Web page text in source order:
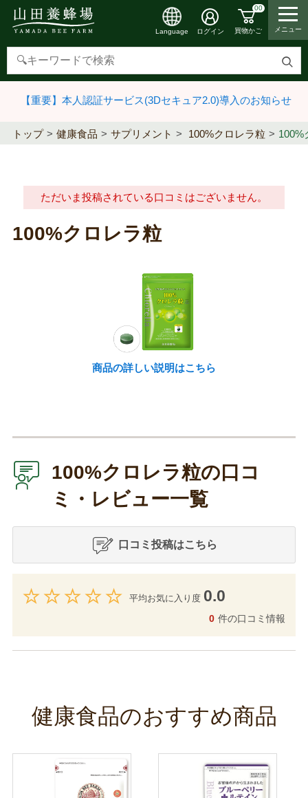
検
す
Language ログイン
00
買物かご メニュー
【重要】本人認証サービス(3Dセキュア2.0)導入のお知らせ
トップ 健康食品 サプリメント 100%クロレラ粒 100%
ただいま投稿されている口コミはございません。
100%クロレラ粒
商品の詳しい説明はこちら
100%クロレラ粒の口コ
ミ・レビュー一覧
口コミ投稿はこちら
平均お気に入り度 0.0
0 件の口コミ情報
健康食品のおすすめ商品